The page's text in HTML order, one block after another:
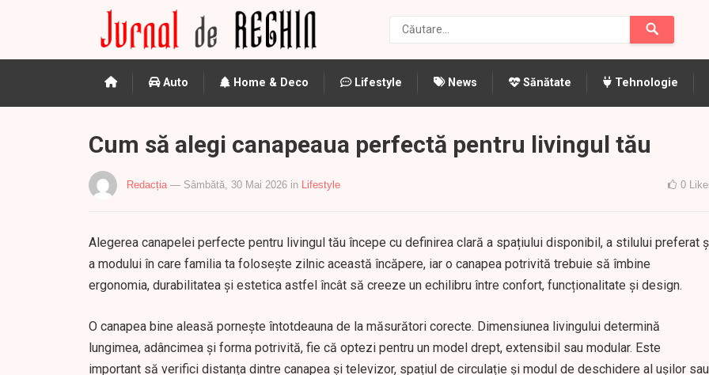
Auto Home & Deco Lifestyle News Sănătate Tehnologie
Cum să alegi canapeaua perfectă pentru livingul tău
Redacția — Sâmbătă, 30 Mai 2026 in Lifestyle 0
Alegerea canapelei perfecte pentru livingul tău începe cu definirea clară a spațiului disponibil, a stilului preferat
a modului în care familia ta folosește zilnic această încăpere, iar o canapea potrivită trebuie să îmbine
ergonomia, durabilitatea și estetica astfel încât să creeze un echilibru între confort, funcționalitate și design.
O canapea bine aleasă pornește întotdeauna de la măsurători corecte. Dimensiunea livingului determină
lungimea, adâncimea și forma potrivită, fie că optezi pentru un model drept, extensibil sau modular. Este
important să verifici distanța dintre canapea și televizor, spațiul de circulație și modul de deschidere al ușilor sau